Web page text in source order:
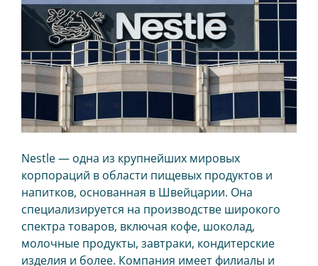
На зерне
На концентратах
ТОРГОВЛЯ
Касса для офлайн магазина
Интернет-магазин
Кофейни под вашим брендом
Продающий экран
Умная печь (ХИТ)
Магазин чат-бот
Nestle — одна из крупнейших мировых
корпораций в области пищевых продуктов и
напитков, основанная в Швейцарии. Она
специализируется на производстве широкого
спектра товаров, включая кофе, шоколад,
молочные продукты, завтраки, кондитерские
изделия и более. Компания имеет филиалы и